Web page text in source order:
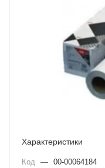
Характеристики
Код — 00-00064184